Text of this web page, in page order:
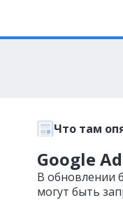
Что там
Google
В обновлении
могут быть